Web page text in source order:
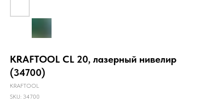
KRAFTOOL CL 20, лазерный нивелир
(34700)
KRAFTOOL
SKU: 34700